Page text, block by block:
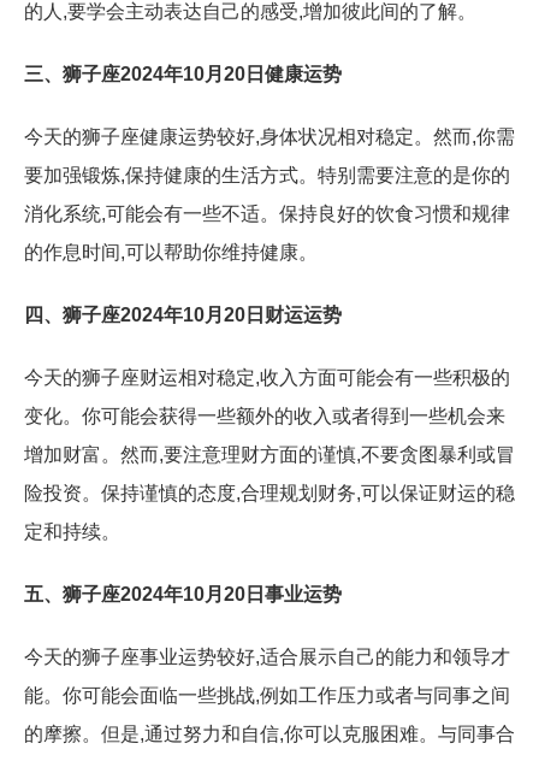
的人,要学会主动表达自己的感受,增加彼此间的了解。
三、狮子座2024年10月20日健康运势
今天的狮子座健康运势较好,身体状况相对稳定。然而,你需
要加强锻炼,保持健康的生活方式。特别需要注意的是你的
消化系统,可能会有一些不适。保持良好的饮食习惯和规律
的作息时间,可以帮助你维持健康。
四、狮子座2024年10月20日财运运势
今天的狮子座财运相对稳定,收入方面可能会有一些积极的
变化。你可能会获得一些额外的收入或者得到一些机会来
增加财富。然而,要注意理财方面的谨慎,不要贪图暴利或冒
险投资。保持谨慎的态度,合理规划财务,可以保证财运的稳
定和持续。
五、狮子座2024年10月20日事业运势
今天的狮子座事业运势较好,适合展示自己的能力和领导才
能。你可能会面临一些挑战,例如工作压力或者与同事之间
的摩擦。但是,通过努力和自信,你可以克服困难。与同事合